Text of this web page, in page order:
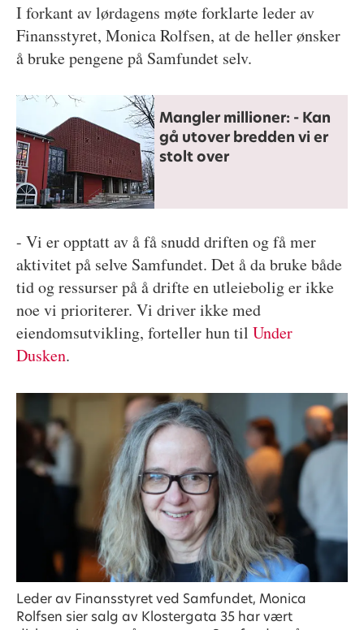
I forkant av lørdagens møte forklarte leder av
Finansstyret, Monica Rolfsen, at de heller ønsker
å bruke pengene på Samfundet selv.
Mangler millioner: - Kan
gå utover bredden vi er
stolt over
- Vi er opptatt av å få snudd driften og få mer
aktivitet på selve Samfundet. Det å da bruke både
tid og ressurser på å drifte en utleiebolig er ikke
noe vi prioriterer. Vi driver ikke med
eiendomsutvikling, forteller hun til Under
Dusken.
Leder av Finansstyret ved Samfundet, Monica
Rolfsen sier salg av Klostergata 35 har vært